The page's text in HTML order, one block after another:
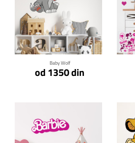
Baby Wolf
od 1350 din
Klikni za detalje